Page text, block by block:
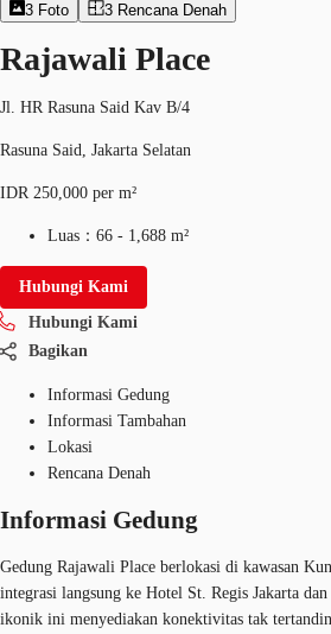
3 Foto 3 Rencana Denah
Rajawali Place
Jl. HR Rasuna Said Kav B/4
Rasuna Said, Jakarta Selatan
IDR 250,000 per m²
Luas： 66 - 1,688 m²
Hubungi Kami
Hubungi Kami
Bagikan
Informasi Gedung
Informasi Tambahan
Lokasi
Rencana Denah
Informasi Gedung
Gedung Rajawali Place berlokasi di kawasan
integrasi langsung ke Hotel St. Regis Jakarta
ikonik ini menyediakan konektivitas tak